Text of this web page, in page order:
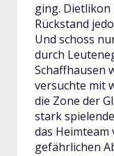
ging. Dietlikon
Rückstand
Und schoss
durch
Schaffhausen
versuchte mit
die Zone der
stark
das
gefährlichen